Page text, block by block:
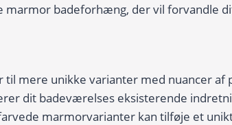
badeforhæng, der vil forvandle
mere unikke varianter med nuancer af
dit badeværelses eksisterende
marmorvarianter kan tilføje et